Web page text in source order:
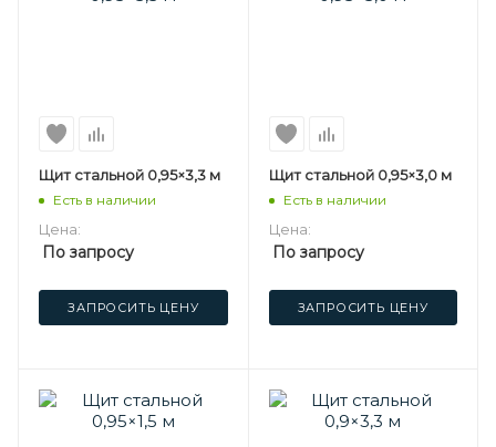
Щит стальной 0,95×3,3 м
Есть в наличии
Цена:
По запросу
ЗАПРОСИТЬ ЦЕНУ
Щит стальной 0,95×3,0 м
Есть в наличии
Цена:
По запросу
ЗАПРОСИТЬ ЦЕНУ